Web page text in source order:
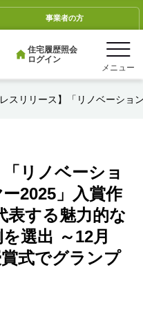
事業者の方
住宅履歴照会
ログイン
レスリリース】「リノベーシ
リノベーショ
2025」入賞作
表する魅力的な
選出 ～12月
式でグランプ